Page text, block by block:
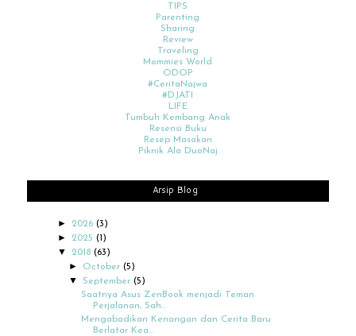
TIPS
Parenting
Sharing
Review
Traveling
Mommies World
ODOP
#CeritaNajwa
#DJATI
LIFE
Tumbuh Kembang Anak
Resensi Buku
Resep Masakan
Piknik Ala DuoNaj
Arsip Blog
► 2026 (3)
► 2025 (1)
▼ 2018 (63)
► October(5)
▼ September(5)
Saatnya Asus ZenBook menjadi Teman
Perjalanan, Sah...
Mengabadikan Kenangan dan Cerita Baru
Berlatar Kea...